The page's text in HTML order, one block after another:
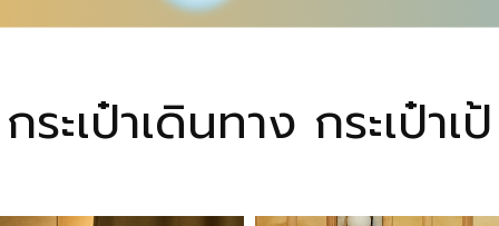
กระเป๋าเดินทาง กระเป๋าเป้